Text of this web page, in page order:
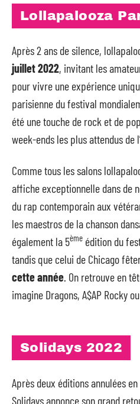
Lollapalooza
Après 2 ans de silence,
juillet 2022, invitant les
pour vivre une expérience
parisienne du festival
été une touche de rock et de
week-ends les plus attendus de
Comme tous les salons
affiche exceptionnelle dans de
du rap contemporain aux
les maestros de la chanson
également la 5ème édition du
tandis que celui de Chicago
cette année. On retrouve en
imagine Dragons, A$AP Rocky
Solidays 2022
Après deux éditions annulées
Solidays annonce son grand